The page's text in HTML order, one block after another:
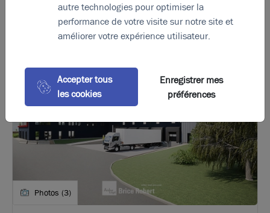
Photos (3)
autre technologies pour optimiser la
performance de votre visite sur notre site et
améliorer votre expérience utilisateur.
Accepter tous
les cookies
Enregistrer mes
préférences